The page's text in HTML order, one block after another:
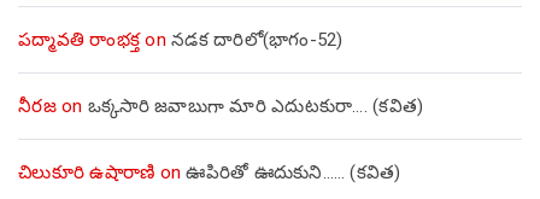
పద్మావతి రాంభక్తon నడక దారిలో(భాగం-52)
నీరజon ఒక్కసారి జవాబుగా మారి ఎదుటకురా…. (కవిత)
చిలుకూరి ఉషారాణి onఊపిరితో ఊదుకుని…… (కవిత)